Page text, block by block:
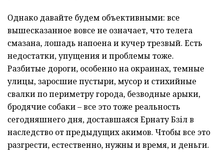
Однако давайте будем объективными: все
вышесказанное вовсе не означает, что телега
смазана, лошадь напоена и кучер трезвый. Есть
недостатки, упущения и проблемы тоже.
Разбитые дороги, особенно на окраинах, темные
улицы, заросшие пустыри, мусор и стихийные
свалки по периметру города, безводные арыки,
бродячие собаки – все это тоже реальность
сегодняшнего дня, доставшаяся Ернату Бәзіл в
наследство от предыдущих акимов. Чтобы все это
разгрести, естественно, нужны и время, и деньги.